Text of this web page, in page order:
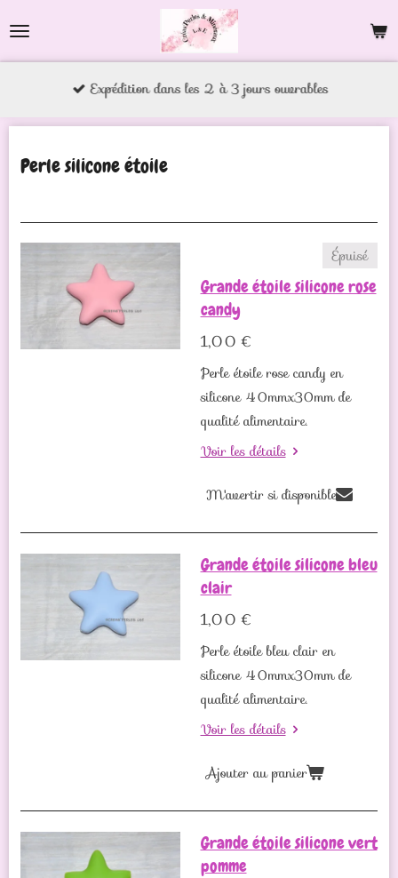
Expédition dans les 2 à 3 jours ouvrables
Perle silicone étoile
Épuisé
Grande étoile silicone rose
candy
1,00 €
Perle étoile rose candy en
silicone 40mmx30mm de
qualité alimentaire.
Voir les détails
M'avertir si disponible
Grande étoile silicone bleu
clair
1,00 €
Perle étoile bleu clair en
silicone 40mmx30mm de
qualité alimentaire.
Voir les détails
Ajouter au panier
Grande étoile silicone vert
pomme